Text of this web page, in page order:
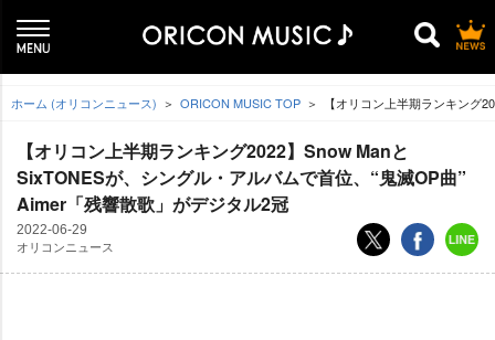
ホーム (オリコンニュース) ORICON MUSIC TOP 【オリコン上半期ランキング
【オリコン上半期ランキング2022】Snow Manと
SixTONESが、シングル・アルバムで首位、“鬼滅OP曲”
Aimer「残響散歌」がデジタル2冠
2022-06-29
オリコンニュース